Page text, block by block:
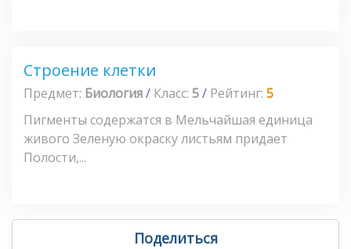
Строение клетки
Предмет: Биология/ Класс: 5/ Рейтинг: 5
Пигменты содержатся в Мельчайшая единица
живого Зеленую окраску листьям придает
Полости,...
Поделиться